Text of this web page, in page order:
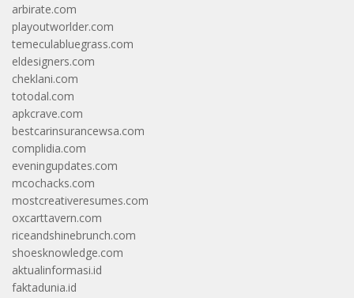
arbirate.com
playoutworlder.com
temeculabluegrass.com
eldesigners.com
cheklani.com
totodal.com
apkcrave.com
bestcarinsurancewsa.com
complidia.com
eveningupdates.com
mcochacks.com
mostcreativeresumes.com
oxcarttavern.com
riceandshinebrunch.com
shoesknowledge.com
aktualinformasi.id
faktadunia.id